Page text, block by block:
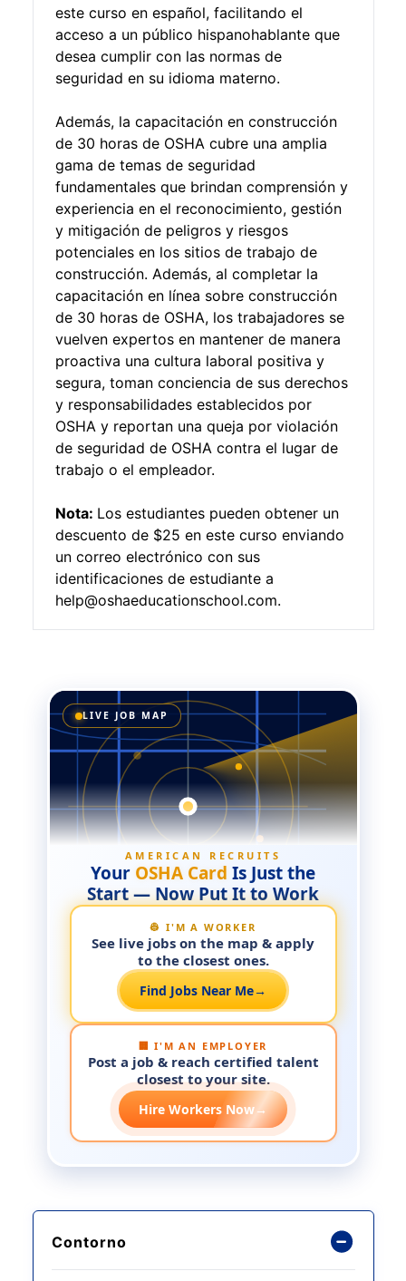
este curso en español, facilitando el
acceso a un público hispanohablante que
desea cumplir con las normas de
seguridad en su idioma materno.
Además, la capacitación en construcción
de 30 horas de OSHA cubre una amplia
gama de temas de seguridad
fundamentales que brindan comprensión y
experiencia en el reconocimiento, gestión
y mitigación de peligros y riesgos
potenciales en los sitios de trabajo de
construcción. Además, al completar la
capacitación en línea sobre construcción
de 30 horas de OSHA, los trabajadores se
vuelven expertos en mantener de manera
proactiva una cultura laboral positiva y
segura, toman conciencia de sus derechos
y responsabilidades establecidos por
OSHA y reportan una queja por violación
de seguridad de OSHA contra el lugar de
trabajo o el empleador.
Nota: Los estudiantes pueden obtener un
descuento de $25 en este curso enviando
un correo electrónico con sus
identificaciones de estudiante a
help@oshaeducationschool.com.
LIVE JOB MAP
AMERICAN RECRUITS
Your OSHA Card Is Just the
Start — Now Put It to Work
👷 I'M A WORKER
See live jobs on the map & apply
to the closest ones.
Find Jobs Near Me →
🏢 I'M AN EMPLOYER
Post a job & reach certified talent
closest to your site.
Hire Workers Now →
Contorno